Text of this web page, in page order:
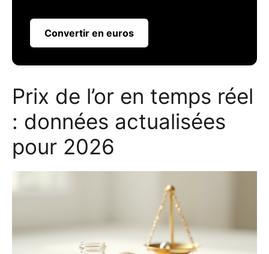
Convertir en euros
Prix de l’or en temps réel
: données actualisées
pour 2026